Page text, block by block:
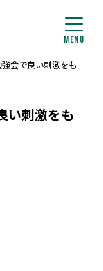
会で良い刺激をも
い刺激をも